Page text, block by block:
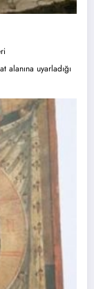
alanına uyarladığı